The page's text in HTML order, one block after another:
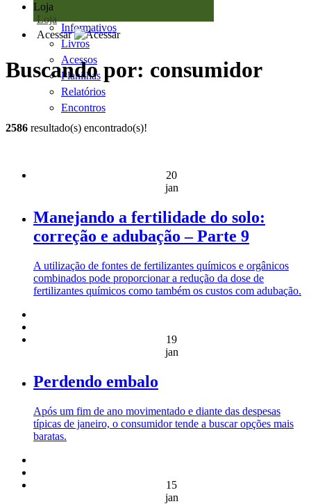
Loja
Loja
Informativos
Livros
Acessos
Planilhas
Relatórios
Encontros
Acessar
Buscando por: consumidor
2586 resultado(s) encontrado(s)!
20
jan
Manejando a fertilidade do solo:
correção e adubação – Parte 9
A utilização de fontes de fertilizantes químicos e orgânicos
combinados pode proporcionar a redução da dose de
fertilizantes químicos como também os custos com adubação.
19
jan
Perdendo embalo
Após um fim de ano movimentado e diante das despesas
típicas de janeiro, o consumidor tende a buscar opções mais
baratas.
15
jan